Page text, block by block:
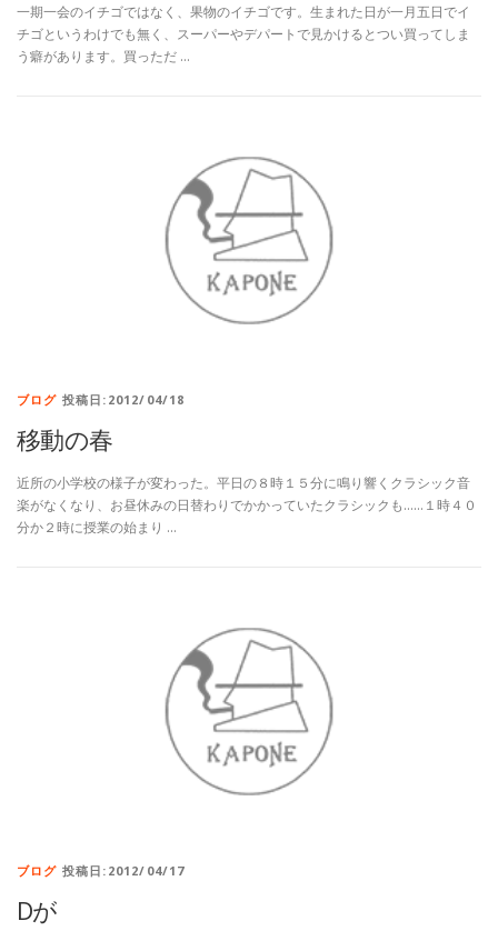
一期一会のイチゴではなく、果物のイチゴです。生まれた日が一月五日でイ
チゴというわけでも無く、スーパーやデパートで見かけるとつい買ってしま
う癖があります。買っただ …
ブログ 投稿日:2012/04/18
移動の春
近所の小学校の様子が変わった。平日の８時１５分に鳴り響くクラシック音
楽がなくなり、お昼休みの日替わりでかかっていたクラシックも……１時４０
分か２時に授業の始まり …
ブログ 投稿日:2012/04/17
Dが